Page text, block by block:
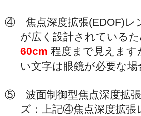
④ 焦点深度拡張(EDOF)レ
が広く設計されている
60cm 程度まで見えます
い文字は眼鏡が必要な場
⑤ 波面制御型焦点深度拡張
ズ：上記④焦点深度拡張